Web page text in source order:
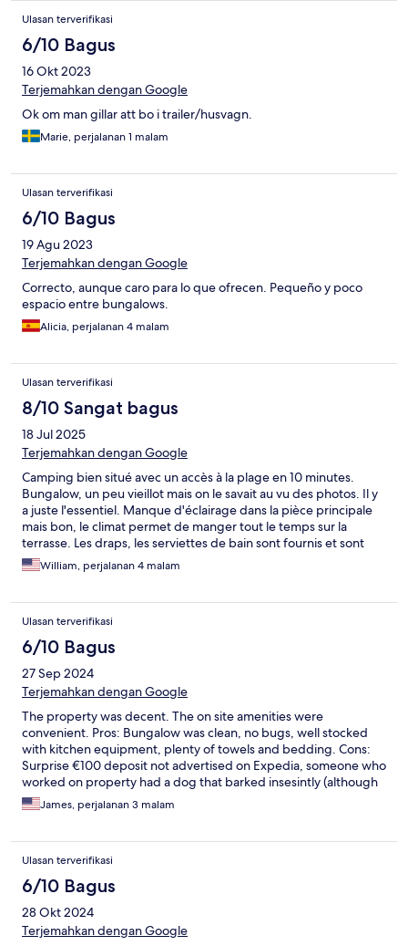
Ulasan terverifikasi
6/10 Bagus
16 Okt 2023
Terjemahkan dengan Google
Ok om man gillar att bo i trailer/husvagn.
Marie, perjalanan 1 malam
Ulasan terverifikasi
6/10 Bagus
19 Agu 2023
Terjemahkan dengan Google
Correcto, aunque caro para lo que ofrecen. Pequeño y poco
espacio entre bungalows.
Alicia, perjalanan 4 malam
Ulasan terverifikasi
8/10 Sangat bagus
18 Jul 2025
Terjemahkan dengan Google
Camping bien situé avec un accès à la plage en 10 minutes.
Bungalow, un peu vieillot mais on le savait au vu des photos. Il y
a juste l'essentiel. Manque d'éclairage dans la pièce principale
mais bon, le climat permet de manger tout le temps sur la
terrasse. Les draps, les serviettes de bain sont fournis et sont
parfaites et propres.
William, perjalanan 4 malam
Ulasan terverifikasi
6/10 Bagus
27 Sep 2024
Terjemahkan dengan Google
The property was decent. The on site amenities were
convenient. Pros: Bungalow was clean, no bugs, well stocked
with kitchen equipment, plenty of towels and bedding. Cons:
Surprise €100 deposit not advertised on Expedia, someone who
worked on property had a dog that barked insesintly (although
it got better when I mentioned it, they weren’t surprised when I
mentioned it).
James, perjalanan 3 malam
Ulasan terverifikasi
6/10 Bagus
28 Okt 2024
Terjemahkan dengan Google